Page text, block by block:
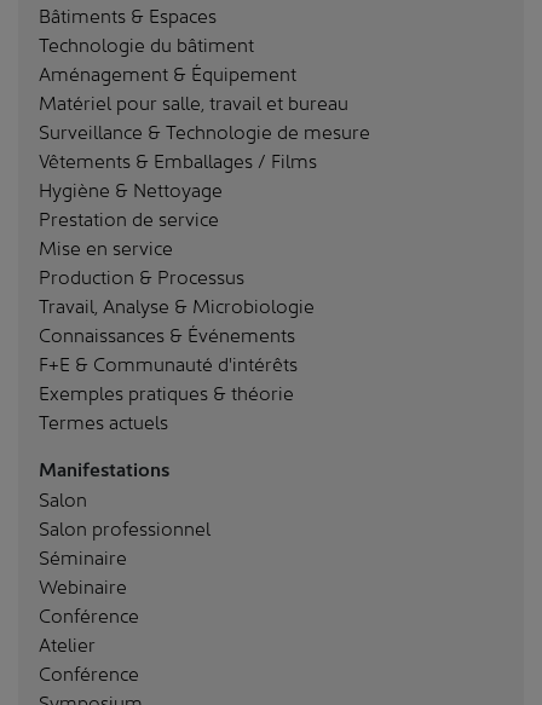
Bâtiments & Espaces
Technologie du bâtiment
Aménagement & Équipement
Matériel pour salle, travail et bureau
Surveillance & Technologie de mesure
Vêtements & Emballages / Films
Hygiène & Nettoyage
Prestation de service
Mise en service
Production & Processus
Travail, Analyse & Microbiologie
Connaissances & Événements
F+E & Communauté d'intérêts
Exemples pratiques & théorie
Termes actuels
Manifestations
Salon
Salon professionnel
Séminaire
Webinaire
Conférence
Atelier
Conférence